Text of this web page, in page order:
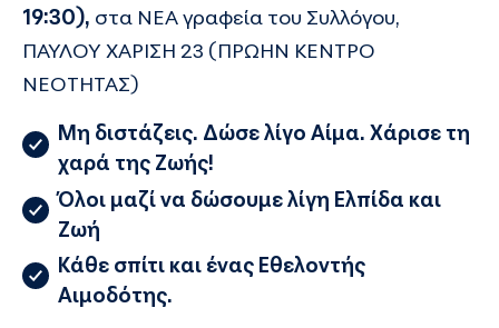
19:30), στα ΝΕΑ γραφεία του Συλλόγου,
ΠΑΥΛΟΥ ΧΑΡΙΣΗ 23 (ΠΡΩΗΝ ΚΕΝΤΡΟ
ΝΕΟΤΗΤΑΣ)
Μη διστάζεις. Δώσε λίγο Αίμα. Χάρισε τη
χαρά της Ζωής!
Όλοι μαζί να δώσουμε λίγη Ελπίδα και
Ζωή
Κάθε σπίτι και ένας Εθελοντής
Αιμοδότης.